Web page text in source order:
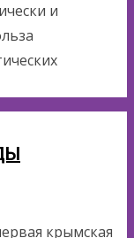
и
крымская